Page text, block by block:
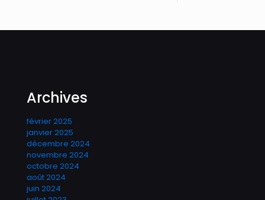
Archives
février 2025
janvier 2025
décembre 2024
novembre 2024
octobre 2024
août 2024
juin 2024